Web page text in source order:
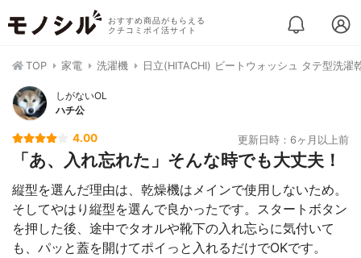
おすすめ商品がもらえる
クチコミポイ活サイト
TOP 家電 洗濯機 日立(HITACHI) ビートウォッシュ タテ型洗濯
しがないOL
ハチ公
4.00 更新日時：6ヶ月以上前
「あ、入れ忘れた」そんな時でも大丈夫！
縦型を選んだ理由は、乾燥機はメインで使用しないため。
そしてやはり縦型を選んで良かったです。スタートボタン
を押した後、途中でタオルや靴下の入れ忘らに気付いて
も、パッと蓋を開けてポイっと入れるだけでOKです。